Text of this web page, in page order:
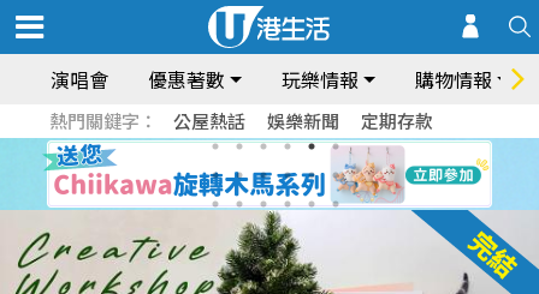
演唱會 優惠著數 玩樂情報 購物情報
熱門關鍵字： 公屋熱話 娛樂新聞 定期存款